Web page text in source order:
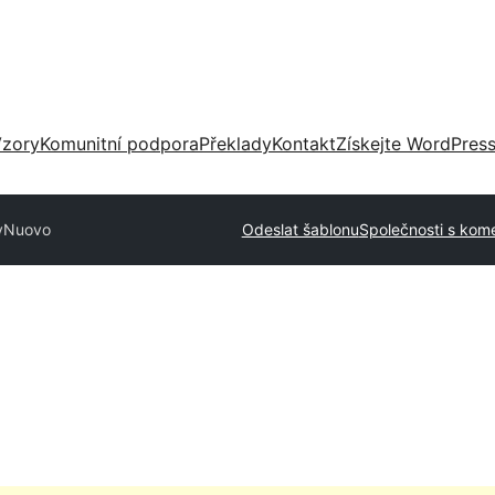
Komunitní podporaPřekladyKontaktZískejte WordPress
Nuovo Odeslat šablonuSpolečnosti s